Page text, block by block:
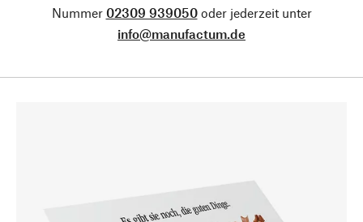
Nummer 02309 939050oder jederzeit unter
info@manufactum.de